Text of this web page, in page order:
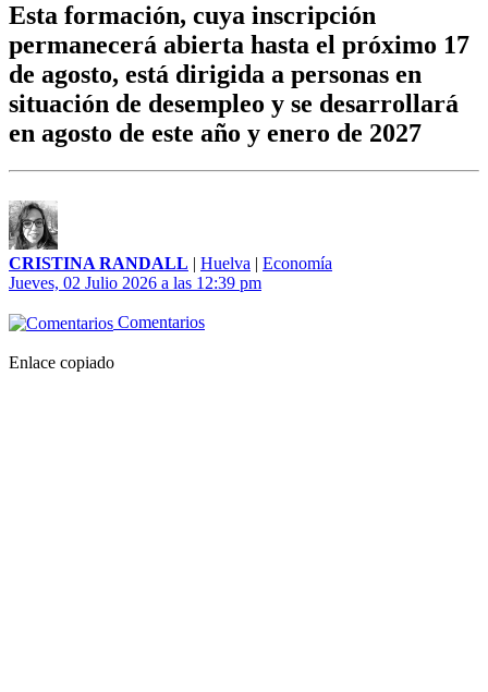
Esta formación, cuya inscripción
permanecerá abierta hasta el próximo 17
de agosto, está dirigida a personas en
situación de desempleo y se desarrollará
en agosto de este año y enero de 2027
CRISTINA RANDALL | Huelva | Economía
Jueves, 02 Julio 2026 a las 12:39 pm
Comentarios
Enlace copiado